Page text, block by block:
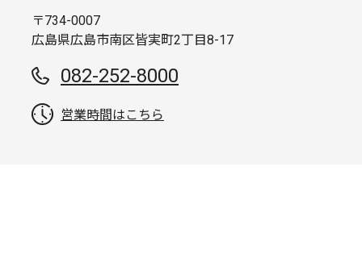
〒734-0007
広島県広島市南区皆実町2丁目8-17
082-252-8000
営業時間はこちら